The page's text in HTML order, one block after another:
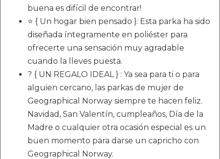
buena es difícil de encontrar!
⭐ { Un hogar bien pensado }: Esta parka ha sido
diseñada íntegramente en poliéster para
ofrecerte una sensación muy agradable
cuando la lleves puesta.
? { UN REGALO IDEAL } : Ya sea para ti o para
alguien cercano, las parkas de mujer de
Geographical Norway siempre te hacen feliz.
Navidad, San Valentín, cumpleaños, Día de la
Madre o cualquier otra ocasión especial es un
buen momento para darse un capricho con
Geographical Norway.